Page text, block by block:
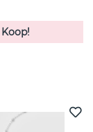
Koop!